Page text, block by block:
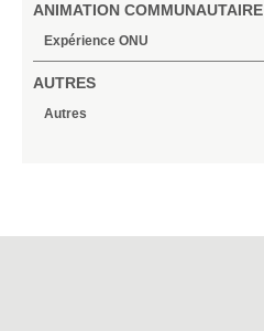
ANIMATION COMMUNAUTAIRE
Expérience ONU
AUTRES
Autres